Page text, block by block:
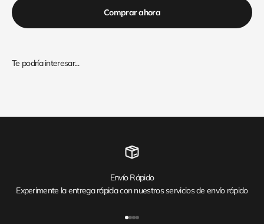
Comprar ahora
Envío Rápido
Experimente la entrega rápida con nuestros servicios de envío rápido